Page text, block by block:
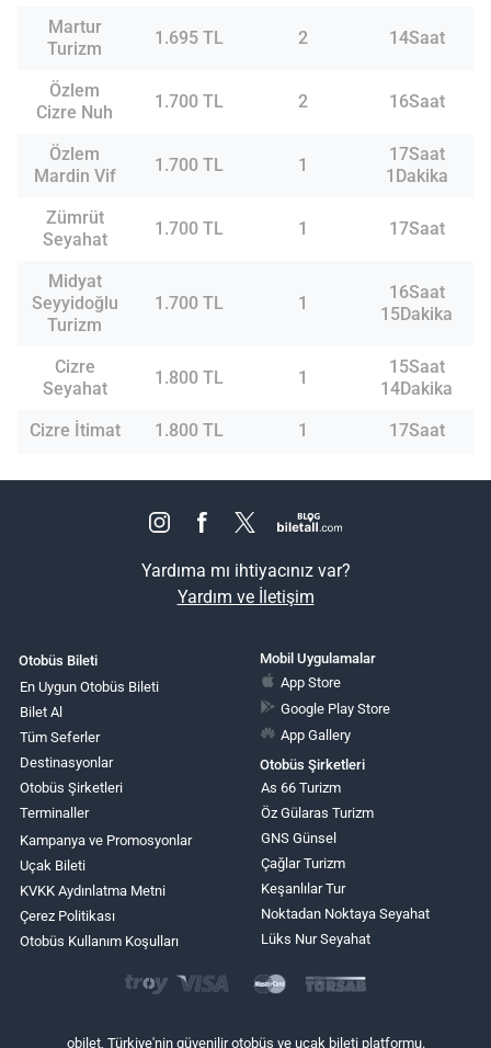
Martur
Turizm
1.695 TL 2 14Saat
Özlem
Cizre Nuh
1.700 TL 2 16Saat
Özlem
Mardin Vif
1.700 TL 1
17Saat
1Dakika
Zümrüt
Seyahat
1.700 TL 1 17Saat
Midyat
Seyyidoğlu
Turizm
1.700 TL 1
16Saat
15Dakika
Cizre
Seyahat
1.800 TL 1
15Saat
14Dakika
Cizre İtimat
1.800 TL 1 17Saat
Yardıma mı ihtiyacınız var?
Yardım ve İletişim
Otobüs Bileti
En Uygun Otobüs Bileti
Bilet Al
Tüm Seferler
Destinasyonlar
Otobüs Şirketleri
Terminaller
Kampanya ve Promosyonlar
Uçak Bileti
KVKK Aydınlatma Metni
Çerez Politikası
Otobüs Kullanım Koşulları
Mobil Uygulamalar
App Store
Google Play Store
App Gallery
Otobüs Şirketleri
As 66 Turizm
Öz Gülaras Turizm
GNS Günsel
Çağlar Turizm
Keşanlılar Tur
Noktadan Noktaya Seyahat
Lüks Nur Seyahat
obilet, Türkiye'nin güvenilir otobüs ve uçak bileti platformu.